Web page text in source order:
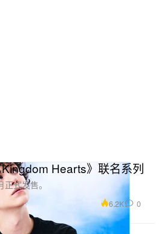
Hearts》联名系列
式发售。
6.2K 0